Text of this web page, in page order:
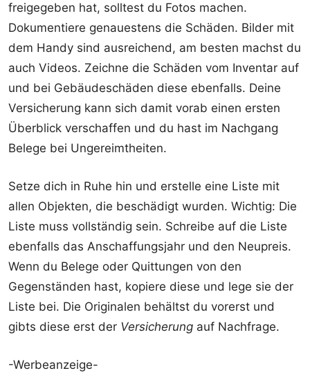
freigegeben hat, solltest du Fotos machen.
Dokumentiere genauestens die Schäden. Bilder mit
dem Handy sind ausreichend, am besten machst du
auch Videos. Zeichne die Schäden vom Inventar auf
und bei Gebäudeschäden diese ebenfalls. Deine
Versicherung kann sich damit vorab einen ersten
Überblick verschaffen und du hast im Nachgang
Belege bei Ungereimtheiten.
Setze dich in Ruhe hin und erstelle eine Liste mit
allen Objekten, die beschädigt wurden. Wichtig: Die
Liste muss vollständig sein. Schreibe auf die Liste
ebenfalls das Anschaffungsjahr und den Neupreis.
Wenn du Belege oder Quittungen von den
Gegenständen hast, kopiere diese und lege sie der
Liste bei. Die Originalen behältst du vorerst und
gibts diese erst der Versicherung auf Nachfrage.
-Werbeanzeige-